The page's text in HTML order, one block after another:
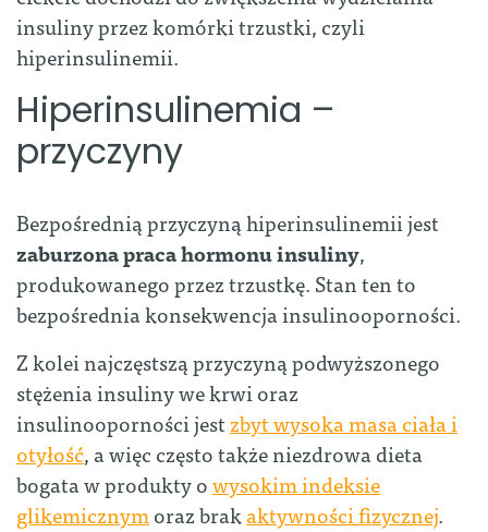
insuliny przez komórki trzustki, czyli
hiperinsulinemii.
Hiperinsulinemia –
przyczyny
Bezpośrednią przyczyną hiperinsulinemii jest
zaburzona praca hormonu insuliny,
produkowanego przez trzustkę. Stan ten to
bezpośrednia konsekwencja insulinooporności.
Z kolei najczęstszą przyczyną podwyższonego
stężenia insuliny we krwi oraz
insulinooporności jestzbyt wysoka masa ciała i
otyłość, a więc często także niezdrowa dieta
bogata w produkty owysokim indeksie
glikemicznymoraz brakaktywności fizycznej.